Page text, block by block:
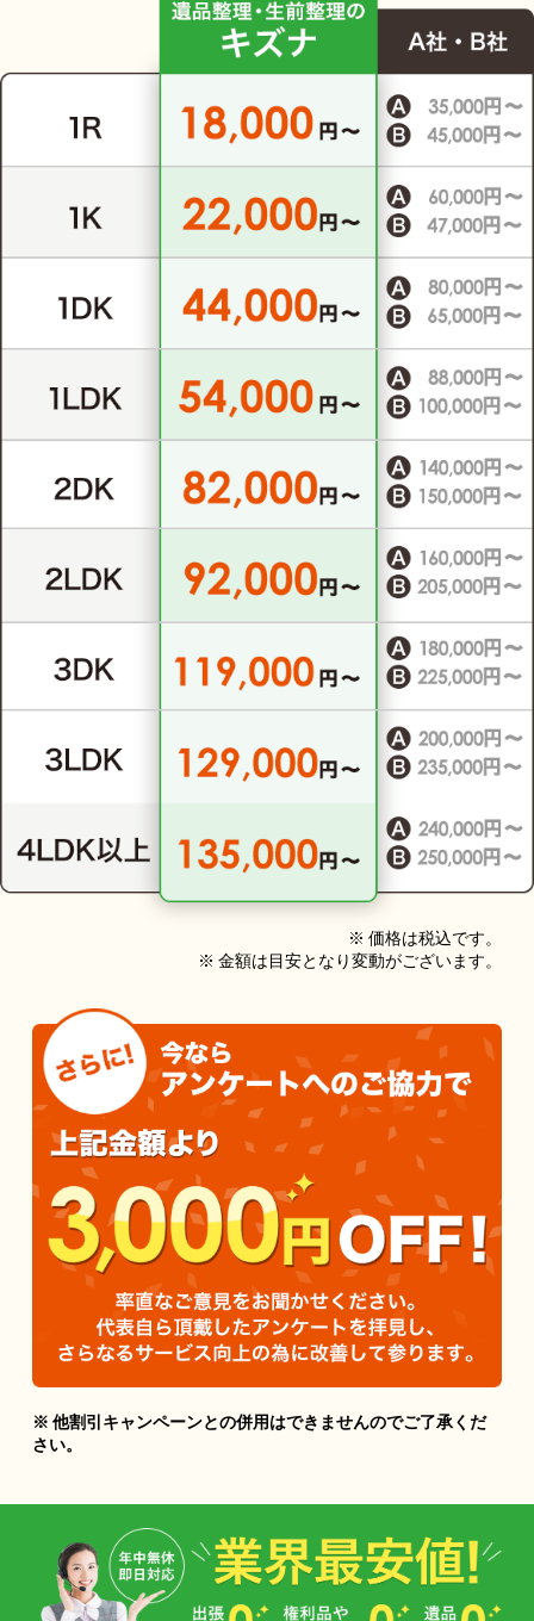
※ 価格は税込です。
※ 金額は目安となり変動がございます。
※ 他割引キャンペーンとの併用はできませんのでご了承くだ
さい。